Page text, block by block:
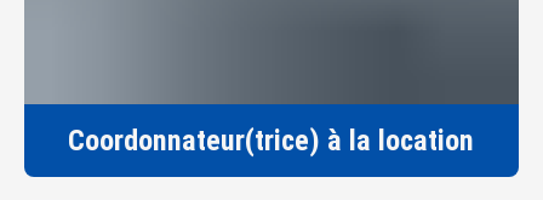
Coordonnateur(trice) à la location